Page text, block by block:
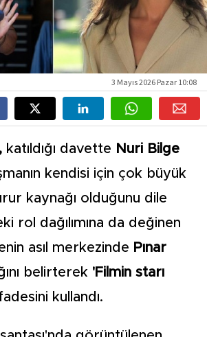
3 Mayıs 2026 Pazar 10:08
katıldığı davette Nuri Bilge
kendisi için çok büyük
kaynağı olduğunu dile
rol dağılımına da değinen
asıl merkezinde Pınar
belirterek 'Filmin starı
kullandı.